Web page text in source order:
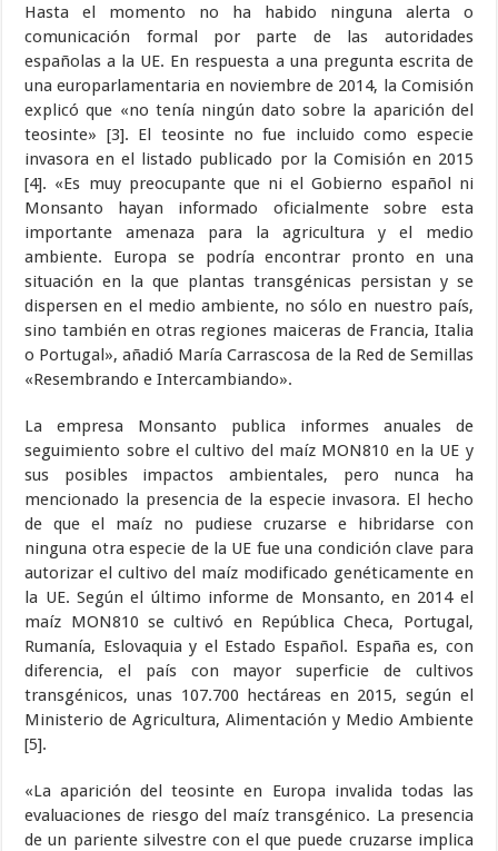
Hasta el momento no ha habido ninguna alerta o
comunicación formal por parte de las autoridades
españolas a la UE. En respuesta a una pregunta escrita de
una europarlamentaria en noviembre de 2014, la Comisión
explicó que «no tenía ningún dato sobre la aparición del
teosinte» [3]. El teosinte no fue incluido como especie
invasora en el listado publicado por la Comisión en 2015
[4]. «Es muy preocupante que ni el Gobierno español ni
Monsanto hayan informado oficialmente sobre esta
importante amenaza para la agricultura y el medio
ambiente. Europa se podría encontrar pronto en una
situación en la que plantas transgénicas persistan y se
dispersen en el medio ambiente, no sólo en nuestro país,
sino también en otras regiones maiceras de Francia, Italia
o Portugal», añadió María Carrascosa de la Red de Semillas
«Resembrando e Intercambiando».
La empresa Monsanto publica informes anuales de
seguimiento sobre el cultivo del maíz MON810 en la UE y
sus posibles impactos ambientales, pero nunca ha
mencionado la presencia de la especie invasora. El hecho
de que el maíz no pudiese cruzarse e hibridarse con
ninguna otra especie de la UE fue una condición clave para
autorizar el cultivo del maíz modificado genéticamente en
la UE. Según el último informe de Monsanto, en 2014 el
maíz MON810 se cultivó en República Checa, Portugal,
Rumanía, Eslovaquia y el Estado Español. España es, con
diferencia, el país con mayor superficie de cultivos
transgénicos, unas 107.700 hectáreas en 2015, según el
Ministerio de Agricultura, Alimentación y Medio Ambiente
[5].
«La aparición del teosinte en Europa invalida todas las
evaluaciones de riesgo del maíz transgénico. La presencia
de un pariente silvestre con el que puede cruzarse implica